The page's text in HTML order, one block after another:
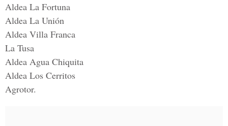
Aldea La Fortuna
Aldea La Unión
Aldea Villa Franca
La Tusa
Aldea Agua Chiquita
Aldea Los Cerritos
Agrotor.